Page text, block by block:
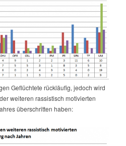
Geflüchtete rückläufig, jedoch wird
weiteren rassistisch motivierten
überschritten haben: